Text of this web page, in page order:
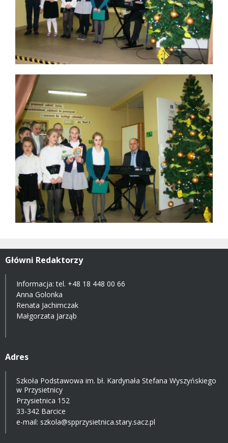
Główni Redaktorzy
Informacja: tel. +48 18 448 00 66
Anna Golonka
Renata Jachimczak
Małgorzata Jarząb
Adres
Szkoła Podstawowa im. bł. Kardynała Stefana Wyszyńskiego
w Przysietnicy
Przysietnica 152
33-342 Barcice
e-mail: szkola@spprzysietnica.stary.sacz.pl